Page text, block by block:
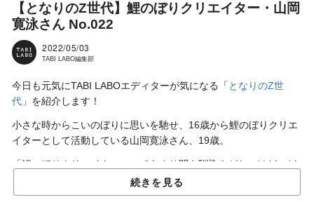
【となりのZ世代】鯉のぼりクリエイター・山岡
寛泳さん No.022
2022/05/03
TABI LABO編集部
今日も元気にTABI LABOエディターが気になる「 となりのZ世
代 」を紹介します！
小さな時からこいのぼりに思いを馳せ、16歳から鯉のぼりクリエ
イターとして活動している山岡寛泳さん、19歳。
「鯉のぼりクリエイター」ってあまり聞き馴染みがないけど、ど
んなものを作ってるのかインスタ見てみたら、グッズとかもかわ
いい〜！♡
続きを見る